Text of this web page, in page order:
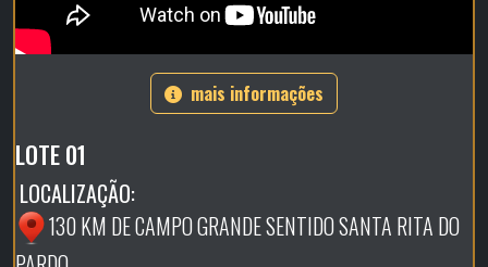
mais informações
LOTE 01
LOCALIZAÇÃO:
130 KM DE CAMPO GRANDE SENTIDO SANTA RITA DO